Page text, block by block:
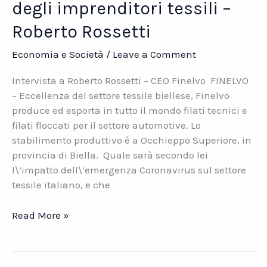
degli imprenditori tessili –
Roberto Rossetti
Economia e Società / Leave a Comment
Intervista a Roberto Rossetti – CEO Finelvo FINELVO
– Eccellenza del settore tessile biellese, Finelvo
produce ed esporta in tutto il mondo filati tecnici e
filati floccati per il settore automotive. Lo
stabilimento produttivo è a Occhieppo Superiore, in
provincia di Biella. Quale sarà secondo lei
l\’impatto dell\’emergenza Coronavirus sul settore
tessile italiano, e che
Coronavirus.
Read More »